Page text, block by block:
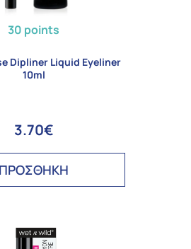
30 points
Dipliner Liquid Eyeliner
10ml
3.70€
ΠΡΟΣΘΗΚΗ